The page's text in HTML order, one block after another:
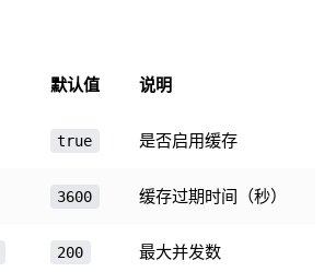
默认值 说明
true 是否启用缓存
3600 缓存过期时间（秒）
200 最大并发数